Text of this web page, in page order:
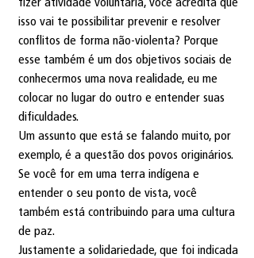
isso vai te possibilitar prevenir e resolver
conflitos de forma não-violenta? Porque
esse também é um dos objetivos sociais de
conhecermos uma nova realidade, eu me
colocar no lugar do outro e entender suas
dificuldades.
Um assunto que está se falando muito, por
exemplo, é a questão dos povos originários.
Se você for em uma terra indígena e
entender o seu ponto de vista, você
também está contribuindo para uma cultura
de paz.
Justamente a solidariedade, que foi indicada